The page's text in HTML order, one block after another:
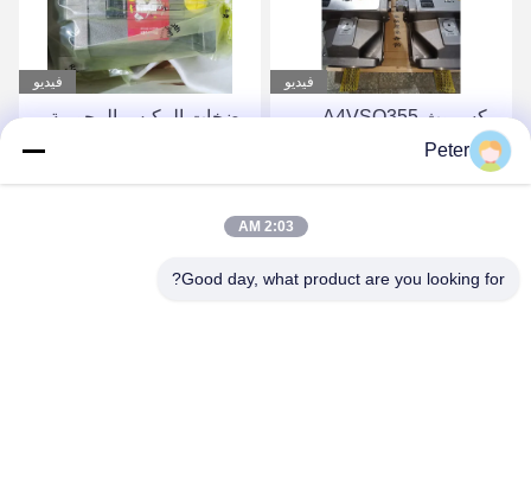
فيديو
ريكسروث A4VSO355
مضخة المكبس مجموعة
دوارة مضخة هيدروليكية من
فيديو
مضخات المكبس المحورية
A4FO125_30R-
Peter
2:03 AM
Good day, what product are you looking for?